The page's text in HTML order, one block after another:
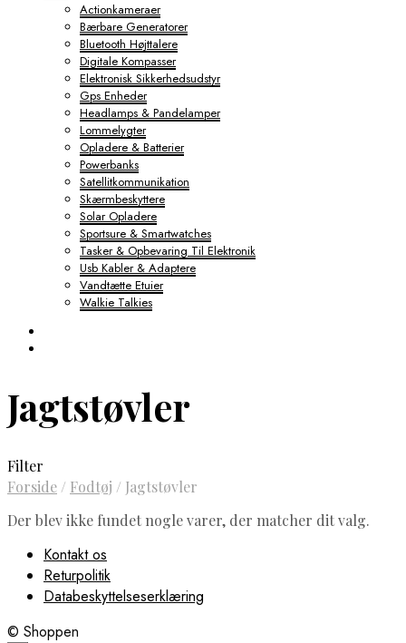
Actionkameraer
Bærbare Generatorer
Bluetooth Højttalere
Digitale Kompasser
Elektronisk Sikkerhedsudstyr
Gps Enheder
Headlamps & Pandelamper
Lommelygter
Opladere & Batterier
Powerbanks
Satellitkommunikation
Skærmbeskyttere
Solar Opladere
Sportsure & Smartwatches
Tasker & Opbevaring Til Elektronik
Usb Kabler & Adaptere
Vandtætte Etuier
Walkie Talkies
Jagtstøvler
Filter
Forside / Fodtøj / Jagtstøvler
Der blev ikke fundet nogle varer, der matcher dit valg.
Kontakt os
Returpolitik
Databeskyttelseserklæring
© Shoppen